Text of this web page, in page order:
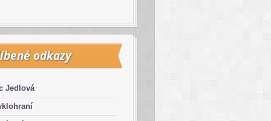
odkazy
Jedlová